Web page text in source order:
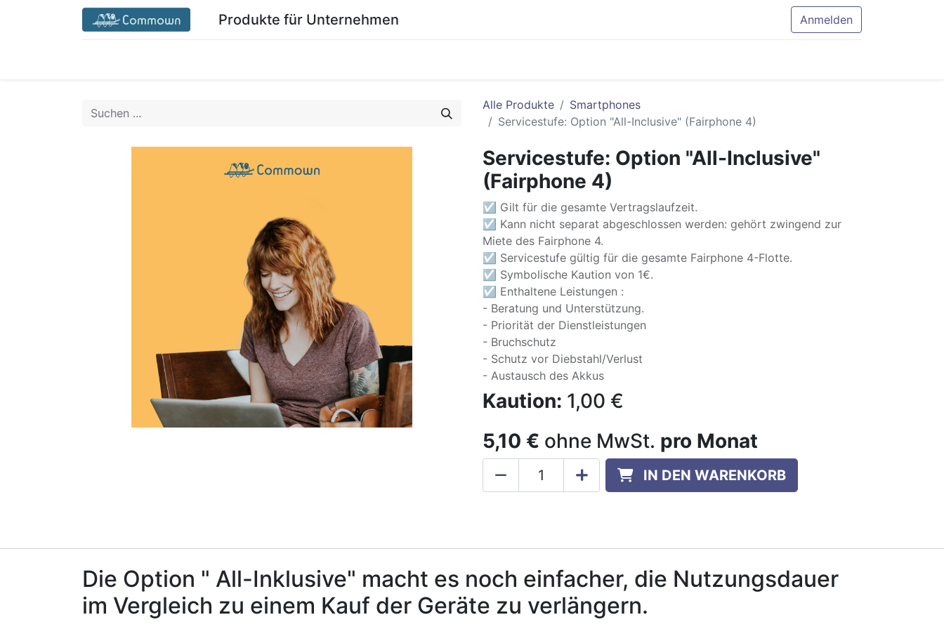
Produkte für Unternehmen Anmelden
Alle Produkte
Smartphones
Servicestufe: Option "All-Inclusive" (Fairphone 4)
Servicestufe: Option "All-Inclusive"
(Fairphone 4)
☑ Gilt für die gesamte Vertragslaufzeit.
☑ Kann nicht separat abgeschlossen werden: gehört zwingend zur
Miete des Fairphone 4.
☑ Servicestufe gültig für die gesamte Fairphone 4-Flotte.
☑ Symbolische Kaution von 1€.
☑ Enthaltene Leistungen :
- Beratung und Unterstützung.
- Priorität der Dienstleistungen
- Bruchschutz
- Schutz vor Diebstahl/Verlust
- Austausch des Akkus
Kaution: 1,00 €
5,10 € ohne MwSt. pro Monat
IN DEN WARENKORB
Die Option " All-Inklusive" macht es noch einfacher, die Nutzungsdauer
im Vergleich zu einem Kauf der Geräte zu verlängern.